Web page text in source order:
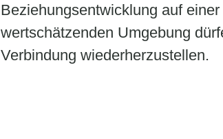
Beziehungsentwicklung auf
wertschätzenden Umgebung
Verbindung wiederherzustellen.